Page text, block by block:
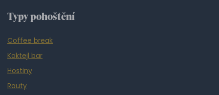
Typy pohoštění
Coffee break
Koktejl bar
Hostiny
Rauty